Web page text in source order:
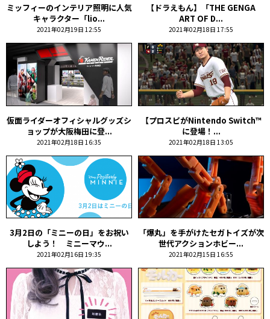
ミッフィーのインテリア照明に人気
キャラクター「lio...
2021年02月19日 12:55
【ドラえもん】「THE GENGA
ART OF D...
2021年02月18日 17:55
仮面ライダーオフィシャルグッズシ
ョップが大阪梅田に登...
2021年02月18日 16:35
【プロスピがNintendo Switch™
に登場！...
2021年02月18日 13:05
3月2日の「ミニーの日」をお祝い
しよう！ ミニーマウ...
2021年02月16日 19:35
「爆丸」を手がけたセガトイズが次
世代アクションホビー...
2021年02月15日 16:55